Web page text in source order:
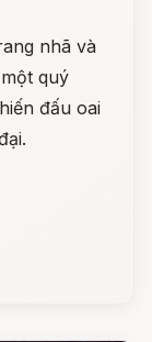
nhã và
quý
đấu oai